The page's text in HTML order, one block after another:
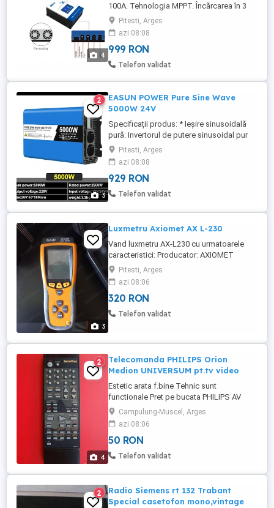
4
100A. Tehnologia MPPT. Încărcarea în 3
etape optimizează performanța bateriei.
Detectare automată a tensiunii bateriei
pentru 12V 24V 36V 48V. Protecție baterie
OVP, baterie LDV. Protecție solară OVP,
supraîncărcare, supratemperatură.
Pitesti, Arges
azi 08:08
999 RON
Telefon validat
3
2
EASUN POWER Pure Sine Wave
5000W 24V
Specificații produs: * Ieșire sinusoidală
pură: Invertorul de putere sinusoidal pur
de 5000 W și 4000 W oferă o ieșire
sinusoidală impecabilă, cu un THD
(distorsiune armonică totală) mai mic de
3%, asigurând compatibilitatea cu o gamă
largă de electronice și aparate sensibile. *
Pitesti, Arges
azi 08:08
929 RON
Telefon validat
3
Luxmetru Axiomet AX L-230
Vand luxmetru AX-L230 cu urmatoarele
caracteristici: Producator: AXIOMET
Model: AX-L230 LCD 3,75 CIFRE(3999)
Ilumina Bargraf 41 segmente Masurare
maxima: 400.0Klux Acuratete =6% Citire 1,5
ori secunda Pretul este fix si nu fac
schimburi.
Pitesti, Arges
azi 08:06
320 RON
Telefon validat
4
2
Telecomanda PHILIPS Orion
Medion UNIVERSUM pt.tv video
Estetic arata f.bine Tehnic sunt
functionale Pret pe bucata PHILIPS AV
5649 MEDION 076ROBC160 pt.tv video
recorder ORION Poze reale Am si alte
produse pe site
Campulung-Muscel, Arges
azi 08:06
50 RON
Telefon validat
2
Radio Siemens rt 132 Trabant
Special casetofon mono,vintage